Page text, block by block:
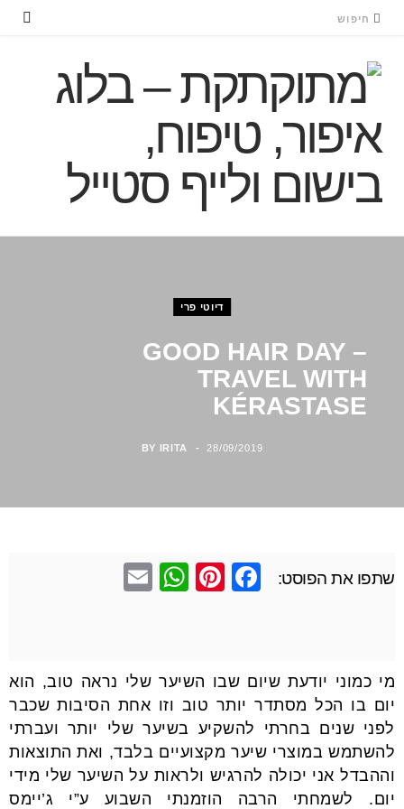
דיוטי פרי
GOOD HAIR DAY –
TRAVEL WITH
KÉRASTASE
BY IRITA 28/09/2019
שתפו את הפוסט:
F
b
o
o
k
Pi
st
W
A
p
p
מי כמוני יודעת שיום שבו השיער שלי נראה טוב, הוא
יום בו הכל מסתדר יותר טוב וזו אחת הסיבות שכבר
לפני שנים בחרתי להשקיע בשיער שלי יותר ועברתי
להשתמש במוצרי שיער מקצועיים בלבד, ואת התוצאות
וההבדל אני יכולה להרגיש ולראות על השיער שלי מידי
יום. לשמחתי הרבה הוזמנתי השבוע ע”י ג’יימס